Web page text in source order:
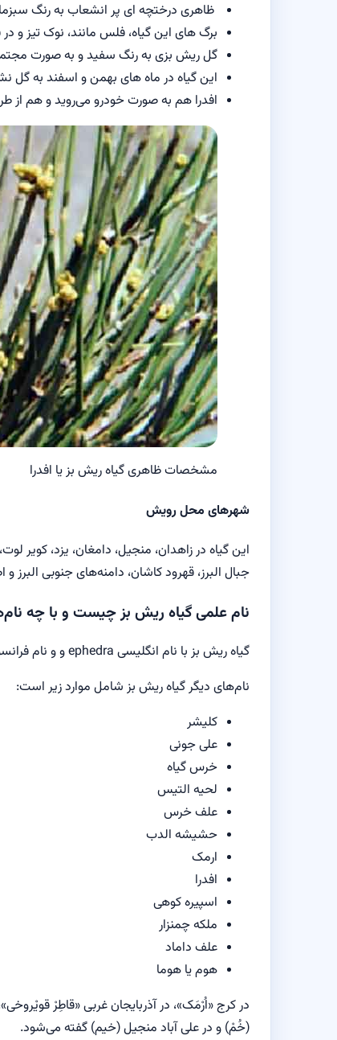
ظاهری درختچه ای پر انشعاب به رنگ
برگ های این گیاه، فلس مانند، نوک تیز
گل ریش بزی به رنگ سفید و به صورت
این گیاه در ماه های بهمن و اسفند به گل
افدرا هم به صورت خودرو می‎‌روید و هم از طریق بذر به دو صورت مستقیم و غیر مستقیم کشت می‌‎شود.
مشخصات ظاهری گیاه ریش بز یا افدرا
شهرهای محل رویش
این گیاه در زاهدان، منجیل، دامغان، یزد، کویر
جبال البرز، قهرود کاشان، دامنه‌های جنوبی
نام علمی گیاه ریش بز چیست و با چه
گیاه ریش بز با نام انگلیسی ephedra و و نام فرانسوی به فرانسوی Ephedre و نام علمی Ephedra foliate یکی از قدیمی‌ترین گیاهان دارویی است.
نام‌های دیگر گیاه ریش بز شامل موارد زیر است:
کلیشر
علی جونی
خرس گیاه
لحیه التیس
علف خرس
حشیشه الدب
ارمک
افدرا
اسپیره کوهی
ملکه چمنزار
علف داماد
هوم یا هوما
در کرج «اُرْمَک»، در آذربایجان غربی «قاطِرْ
(خُمْ) و در علی آباد منجیل (خیم) گفته می‌شود.